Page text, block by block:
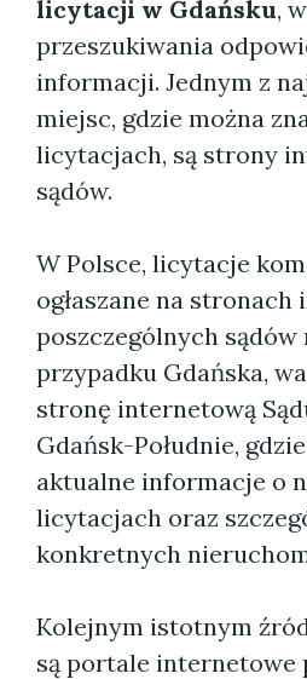
licytacji w Gdańsku,
przeszukiwania
informacji. Jednym z
miejsc, gdzie można
licytacjach, są strony
sądów.
W Polsce, licytacje
ogłaszane na
poszczególnych
przypadku Gdańska,
stronę internetową
Gdańsk-Południe,
aktualne informacje o
licytacjach oraz
konkretnych
Kolejnym istotnym
są portale internetowe